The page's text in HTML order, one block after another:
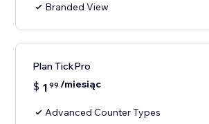
Branded View
Plan TickPro
$ 1 99 /miesiąc
Advanced Counter Types